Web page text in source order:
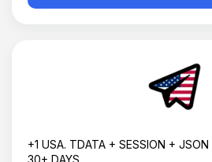
+1 USA. TDATA + SESSION + JSON
30+ DAYS